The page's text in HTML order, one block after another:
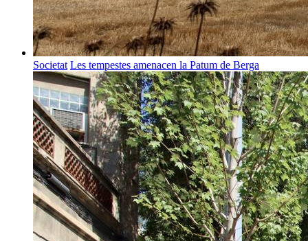
Societat Les tempestes amenacen la Patum de Berga